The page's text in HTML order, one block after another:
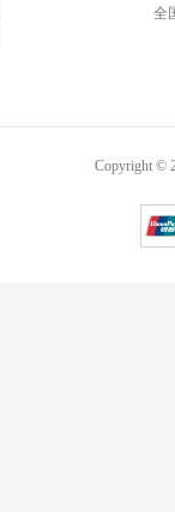
全
Copyright ©